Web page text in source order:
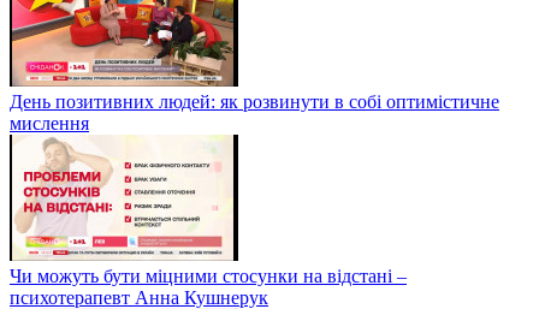
День позитивних людей: як розвинути в собі оптимістичне
мислення
Чи можуть бути міцними стосунки на відстані –
психотерапевт Анна Кушнерук